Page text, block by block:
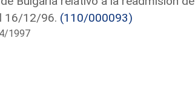
16/12/96. (110/000093)
1997